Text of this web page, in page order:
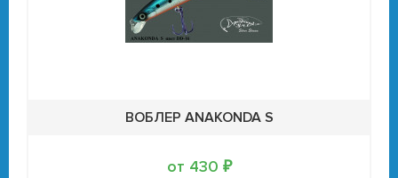
ВОБЛЕР ANAKONDA S
от 430 ₽